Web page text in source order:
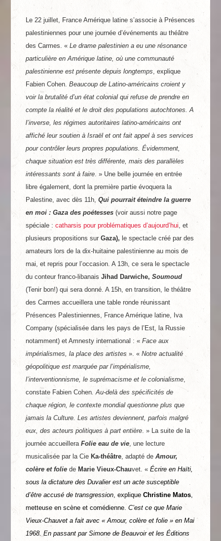
Le 22 juillet, France Amérique latine s’associe à Présences
palestiniennes pour une journée d’événements au théâtre
des Carmes. «Le drame palestinien a eu une résonance
particulière en Amérique latine, où une communauté
palestinienne est présente depuis longtemps, explique
Fabien Cohen.Beaucoup de Latino-américains croient y
voir la brutalité d’un état colonial qui refuse de prendre en
compte la réalité et le droit des populations autochtones. A
l’inverse, les régimes autoritaires latino-américains ont
affiché leur soutien à Israël et ont fait appel à ses services
pour contrôler leurs propres populations. Évidemment,
chaque situation est très différente, mais des parallèles
intéressants sont à faire. » Une belle journée en entrée
libre également, dont la première partie évoquera la
Palestine, avec dès 11h,Qui pourrait éteindre la guerre
en moi : Gaza des poétesses(voir aussi notre page
spéciale :catharsis pour problématiques d’aujourd’hui, et
plusieurs propositions surGaza), le spectacle créé par des
amateurs lors de la dix-huitaine palestinienne au mois de
mai, et repris pour l’occasion. A 13h, ce sera le spectacle
du conteur franco-libanaisJihad Darwiche,Soumoud
(Tenir bon!) qui sera donné. A 15h, en transition, le théâtre
des Carmes accueillera une table ronde réunissant
Présences Palestiniennes, France Amérique latine, Iva
Company (spécialisée dans les pays de l’Est, la Russie
notamment) et Amnesty international : «Face aux
impérialismes, la place des artistes ». «Notre actualité
géopolitique est marquée par l’impérialisme,
l’interventionnisme, le suprémacisme et le colonialisme,
constate Fabien Cohen. Au-delà des spécificités de
chaque région, le contexte mondial questionne plus que
jamais la Culture. Les artistes deviennent, parfois malgré
eux, des acteurs politiques à part entière. » La suite de la
journée accueilleraFolie eau de vie, une lecture
musicalisée par la Cie Ka-théâtre, adapté deAmour,
colère et folie de Marie Vieux-Chauvet. «Écrire en Haïti,
sous la dictature des Duvalier est un acte susceptible
d’être accusé de transgression, expliqueChristine Matos,
metteuse en scène et comédienne.C’est ce que Marie
Vieux-Chauvet a fait avec « Amour, colère et folie » en Mai
1968. En passant par Simone de Beauvoir et les Éditions